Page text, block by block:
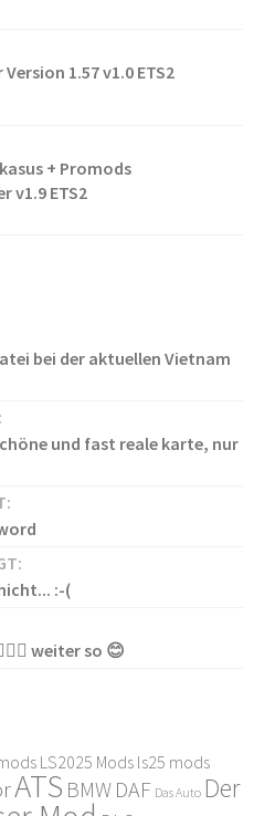
1.57 v1.0 ETS2
+ Promods
v1.9 ETS2
bei der aktuellen Vietnam
und fast reale karte, nur
:-(
weiter so 😊
LS2025 Mods ls25 mods
ATS BMW DAF Das Auto Der